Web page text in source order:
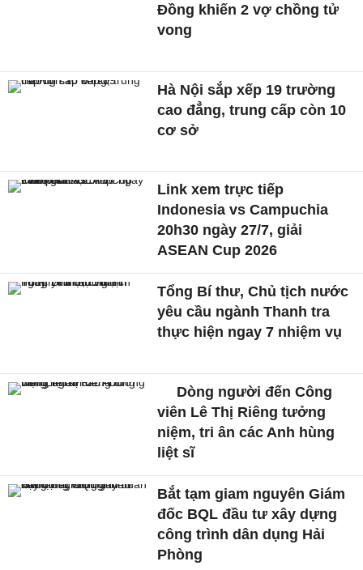
Đồng khiến 2 vợ chồng tử
vong
Hà Nội sắp xếp 19 trường
cao đẳng, trung cấp còn 10
cơ sở
Link xem trực tiếp
Indonesia vs Campuchia
20h30 ngày 27/7, giải
ASEAN Cup 2026
Tổng Bí thư, Chủ tịch nước
yêu cầu ngành Thanh tra
thực hiện ngay 7 nhiệm vụ
Dòng người đến Công
viên Lê Thị Riêng tưởng
niệm, tri ân các Anh hùng
liệt sĩ
Bắt tạm giam nguyên Giám
đốc BQL đầu tư xây dựng
công trình dân dụng Hải
Phòng